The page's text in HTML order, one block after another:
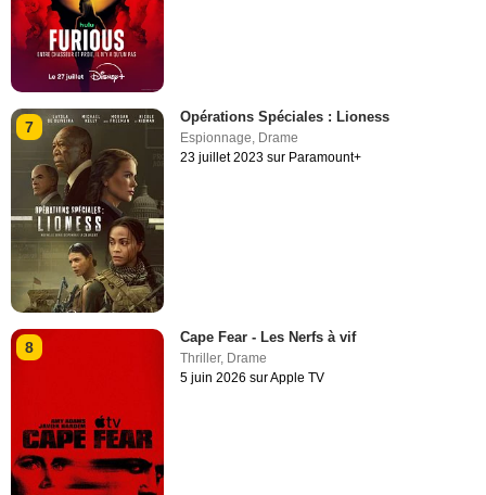
7
Opérations Spéciales : Lioness
Espionnage, Drame
23 juillet 2023 sur Paramount+
8
Cape Fear - Les Nerfs à vif
Thriller, Drame
5 juin 2026 sur Apple TV